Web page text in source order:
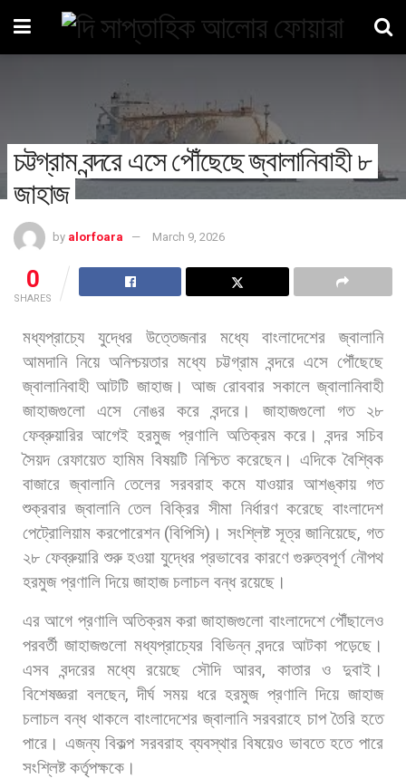
চট্টগ্রাম বন্দরে এসে পৌঁছেছে জ্বালানিবাহী ৮
জাহাজ
by alorfoara March 9, 2026
0
SHARES
মধ্যপ্রাচ্যে যুদ্ধের উত্তেজনার মধ্যে বাংলাদেশের
জ্বালানি
আমদানি নিয়ে অনিশ্চয়তার মধ্যে চট্টগ্রাম বন্দরে এসে পৌঁছেছে
জ্বালানিবাহী আটটি জাহাজ। আজ রোববার সকালে জ্বালানিবাহী
জাহাজগুলো
এসে নোঙর করে বন্দরে। জাহাজগুলো গত
২৮
ফেব্রুয়ারির আগেই হরমুজ প্রণালি অতিক্রম করে। বন্দর সচিব
সৈয়দ রেফায়েত হামিম বিষয়টি নিশ্চিত করেছেন। এদিকে বৈশ্বিক
বাজারে জ্বালানি তেলের সরবরাহ কমে যাওয়ার আশঙ্কায় গত
শুক্রবার জ্বালানি তেল বিক্রির সীমা নির্ধারণ করেছে বাংলাদেশ
পেট্রোলিয়াম করপোরেশন(বিপিসি) । সংশ্লিষ্ট সূত্র জানিয়েছে, গত
২৮ ফেব্রুয়ারি শুরু হওয়া যুদ্ধের প্রভাবের কারণে গুরুত্বপূর্ণ নৌপথ
হরমুজ প্রণালি দিয়ে জাহাজ চলাচল বন্ধ রয়েছে।
এর আগে প্রণালি অতিক্রম করা জাহাজগুলো বাংলাদেশে পৌঁছালেও
পরবর্তী জাহাজগুলো মধ্যপ্রাচ্যের বিভিন্ন বন্দরে আটকা পড়েছে।
এসব
বন্দরের মধ্যে রয়েছে সৌদি আরব, কাতার ও
দুবাই।
বিশেষজ্ঞরা বলছেন,দীর্ঘ সময় ধরে হরমুজ প্রণালি দিয়ে জাহাজ
চলাচল বন্ধ থাকলে বাংলাদেশের জ্বালানি সরবরাহে চাপ তৈরি হতে
পারে। এজন্য বিকল্প সরবরাহ ব্যবস্থার বিষয়েও ভাবতে হতে পারে
সংশ্লিষ্ট কর্তৃপক্ষকে।